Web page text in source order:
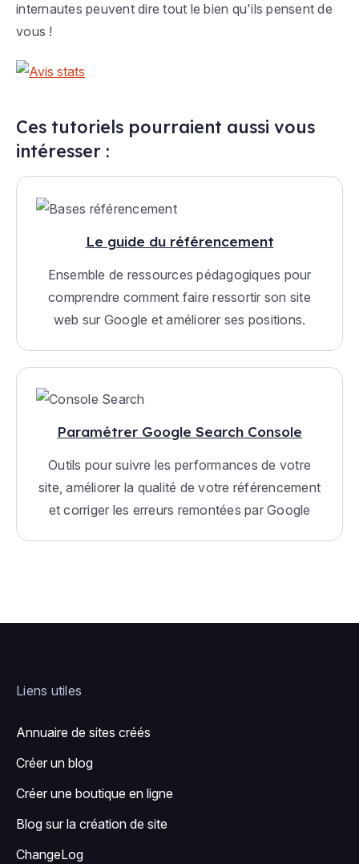
internautes peuvent dire tout le bien qu'ils pensent de
vous !
Ces tutoriels pourraient aussi vous
intéresser :
Le guide du référencement
Ensemble de ressources pédagogiques pour
comprendre comment faire ressortir son site
web sur Google et améliorer ses positions.
Paramétrer Google Search Console
Outils pour suivre les performances de votre
site, améliorer la qualité de votre référencement
et corriger les erreurs remontées par Google
Liens utiles
Annuaire de sites créés
Créer un blog
Créer une boutique en ligne
Blog sur la création de site
ChangeLog